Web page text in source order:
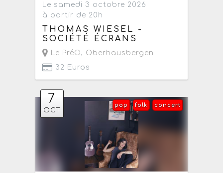
Le samedi 3 octobre 2026
à partir de 20h
THOMAS WIESEL -
SOCIÉTÉ ÉCRANS
Le PréO, Oberhausbergen
32 Euros
7
OCT
concert
folk
pop